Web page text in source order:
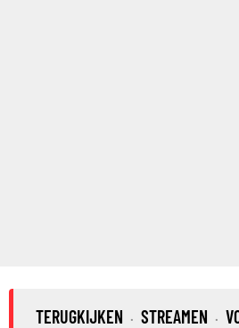
TERUGKIJKEN · STREAMEN ·